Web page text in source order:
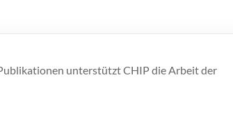
unterstützt CHIP die Arbeit der